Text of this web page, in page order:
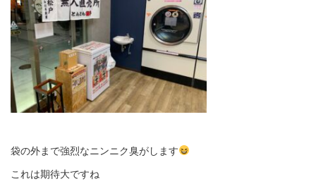
袋の外まで強烈なニンニク臭がします
これは期待大ですね